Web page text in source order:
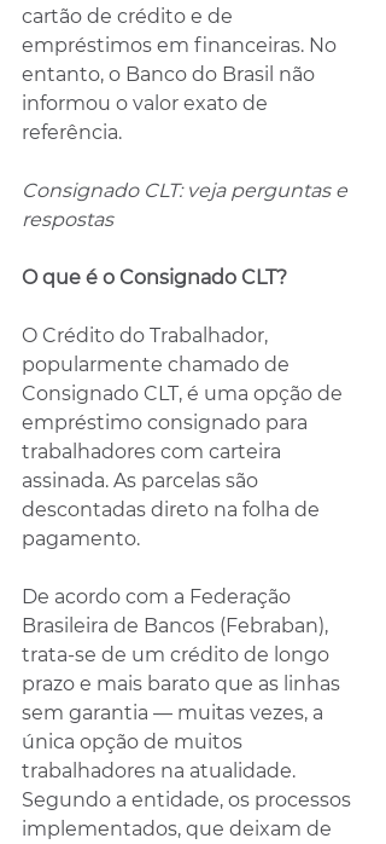
cartão de crédito e de
empréstimos em financeiras. No
entanto, o Banco do Brasil não
informou o valor exato de
referência.
Consignado CLT: veja perguntas e
respostas
O que é o Consignado CLT?
O Crédito do Trabalhador,
popularmente chamado de
Consignado CLT, é uma opção de
empréstimo consignado para
trabalhadores com carteira
assinada. As parcelas são
descontadas direto na folha de
pagamento.
De acordo com a Federação
Brasileira de Bancos (Febraban),
trata-se de um crédito de longo
prazo e mais barato que as linhas
sem garantia — muitas vezes, a
única opção de muitos
trabalhadores na atualidade.
Segundo a entidade, os processos
implementados, que deixam de